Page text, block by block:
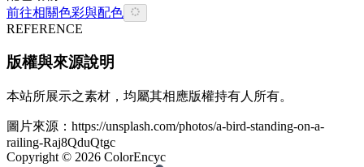
前往相關色彩與配色
REFERENCE
版權與來源說明
本站所展示之素材，均屬其相應版權持有人所有。
圖片來源： https://unsplash.com/photos/a-bird-standing-on-a-
railing-Raj8QduQtgc
Copyright © 2026 ColorEncyc